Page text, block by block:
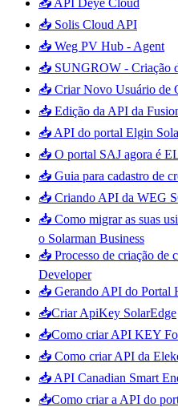
📥 API Deye Cloud
📥 Solis Cloud API
📥 Weg PV Hub - Agent
📥 SUNGROW - Criação
📥 Criar Novo Usuário de
📥 Edição da API da
📥 API do portal Elgin
📥 O portal SAJ agora é
📥 Guia para cadastro de
📥 Criando API da WEG
📥 Como migrar as suas
o Solarman Business
📥 Processo de criação de
Developer
📥 Gerando API do Portal
📥Criar ApiKey SolarEdge
📥Como criar API KEY
📥 Como criar API da
📥 API Canadian Smart
📥Como criar a API do